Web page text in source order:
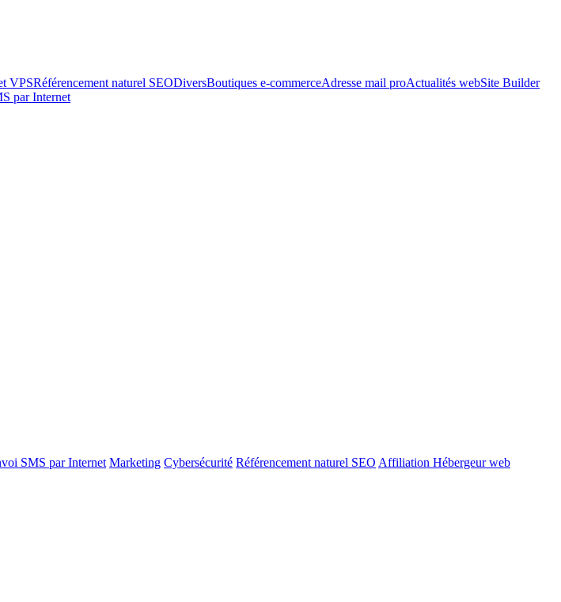
VPSRéférencement naturel SEODiversBoutiques e-commerceAdresse mail proActualités webSite Builder
par Internet
SMS par Internet Marketing Cybersécurité Référencement naturel SEO Affiliation Hébergeur web